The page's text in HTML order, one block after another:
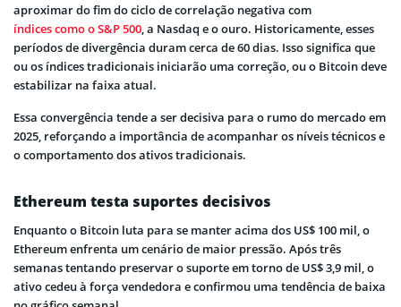
aproximar do fim do ciclo de correlação negativa com
índices como o S&P 500, a Nasdaq e o ouro. Historicamente, esses
períodos de divergência duram cerca de 60 dias. Isso significa que
ou os índices tradicionais iniciarão uma correção, ou o Bitcoin deve
estabilizar na faixa atual.
Essa convergência tende a ser decisiva para o rumo do mercado em
2025, reforçando a importância de acompanhar os níveis técnicos e
o comportamento dos ativos tradicionais.
Ethereum testa suportes decisivos
Enquanto o Bitcoin luta para se manter acima dos US$ 100 mil, o
Ethereum enfrenta um cenário de maior pressão. Após três
semanas tentando preservar o suporte em torno de US$ 3,9 mil, o
ativo cedeu à força vendedora e confirmou uma tendência de baixa